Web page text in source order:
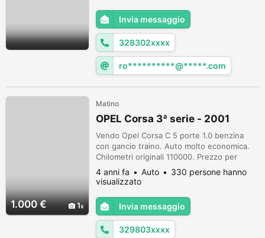
Invia messaggio
328302xxxx
ro**********@*****.com
1.000 € 1
Matino
OPEL Corsa 3ª serie - 2001
Vendo Opel Corsa C 5 porte 1.0 benzina
con gancio traino. Auto molto economica.
Chilometri originali 110000. Prezzo per
immediato realizzo con formula visto e
piaciuto.
4 anni fa Auto
330 persone hanno
visualizzato
Invia messaggio
329803xxxx